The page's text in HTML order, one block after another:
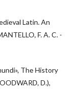
Latin. An
F. A. C. -
The History
D.),